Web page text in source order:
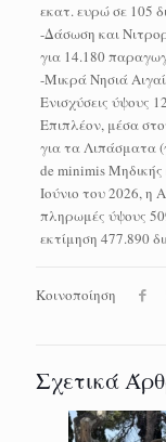
εκατ. ευρώ σε 105
-Δάσωση και
για 14.180
-Μικρά Νησιά
Ενισχύσεις ύψους
Επιπλέον, μέσα
για τα Λιπάσματα
de minimis
Ιούνιο του 2026, η
πληρωμές ύψους
εκτίμηση 477.890
Κοινοποίηση
Σχετικά